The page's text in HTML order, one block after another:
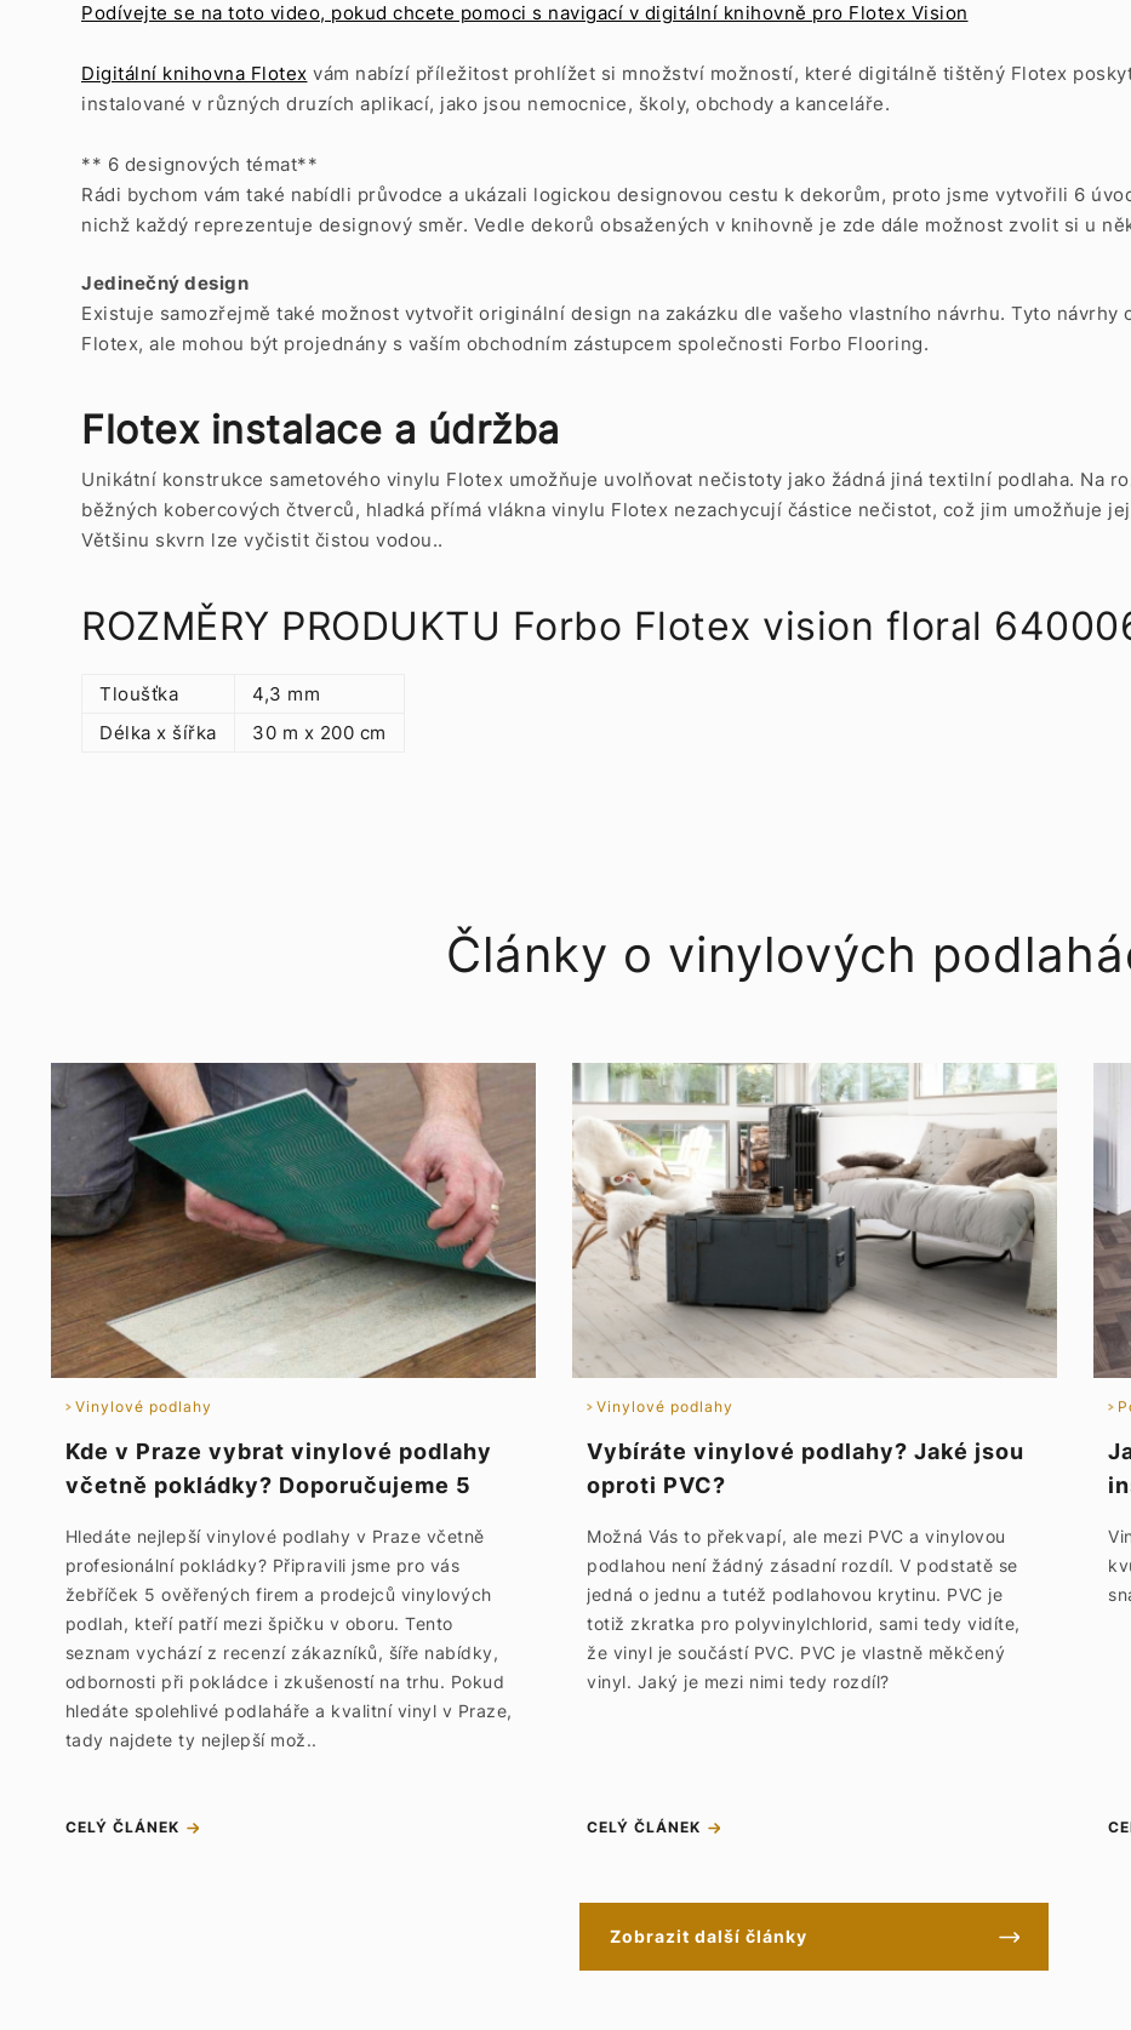
Podívejte se na toto video, pokud chcete pomoci s navigací v digitální knihovně pro Flotex Vision
Digitální knihovna Flotex vám nabízí příležitost prohlížet si množství možností, které digitálně tištěný Flotex
instalované v různých druzích aplikací, jako jsou nemocnice, školy, obchody a kanceláře.
** 6 designových témat**
Rádi bychom vám také nabídli průvodce a ukázali logickou designovou cestu k dekorům, proto jsme vytvořili 6
nichž každý reprezentuje designový směr. Vedle dekorů obsažených v knihovně je zde dále možnost zvolit si u
Jedinečný design
Existuje samozřejmě také možnost vytvořit originální design na zakázku dle vašeho vlastního návrhu. Tyto
Flotex, ale mohou být projednány s vaším obchodním zástupcem společnosti Forbo Flooring.
Flotex instalace a údržba
Unikátní konstrukce sametového vinylu Flotex umožňuje uvolňovat nečistoty jako žádná jiná textilní podlaha. Na
běžných kobercových čtverců, hladká přímá vlákna vinylu Flotex nezachycují částice nečistot, což jim umožňuje
Většinu skvrn lze vyčistit čistou vodou..
ROZMĚRY PRODUKTU Forbo Flotex vision floral
Tloušťka
4,3 mm
Délka x šířka
30 m x 200 cm
Články o vinylových
Vinylové podlahy
Kde v Praze vybrat vinylové podlahy
včetně pokládky? Doporučujeme 5
Hledáte nejlepší vinylové podlahy v Praze včetně
profesionální pokládky? Připravili jsme pro vás
žebříček 5 ověřených firem a prodejců vinylových
podlah, kteří patří mezi špičku v oboru. Tento
seznam vychází z recenzí zákazníků, šíře nabídky,
odbornosti při pokládce i zkušeností na trhu. Pokud
hledáte spolehlivé podlaháře a kvalitní vinyl v Praze,
tady najdete ty nejlepší mož..
CELÝ ČLÁNEK
Vinylové podlahy
Vybíráte vinylové podlahy? Jaké jsou
oproti PVC?
Možná Vás to překvapí, ale mezi PVC a vinylovou
podlahou není žádný zásadní rozdíl. V podstatě se
jedná o jednu a tutéž podlahovou krytinu. PVC je
totiž zkratka pro polyvinylchlorid, sami tedy vidíte,
že vinyl je součástí PVC. PVC je vlastně měkčený
vinyl. Jaký je mezi nimi tedy rozdíl?
CELÝ ČLÁNEK
Zobrazit další články